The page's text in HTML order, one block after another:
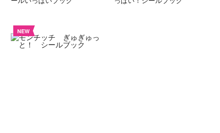
NEW